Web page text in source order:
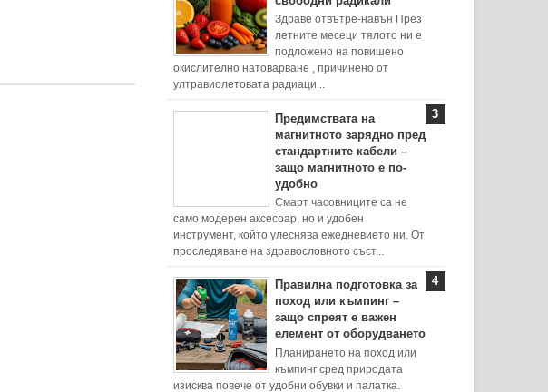
Здраве отвътре-навън През
летните месеци тялото ни е
подложено на повишено
окислително натоварване , причинено от
ултравиолетовата радиаци...
Предимствата на
магнитното зарядно пред
стандартните кабели –
защо магнитното е по-
удобно
Смарт часовниците са не
само модерен аксесоар, но и удобен
инструмент, който улеснява ежедневието ни. От
проследяване на здравословното съст...
Правилна подготовка за
поход или къмпинг –
защо спреят е важен
елемент от оборудването
Планирането на поход или
къмпинг сред природата
изисква повече от удобни обувки и палатка.